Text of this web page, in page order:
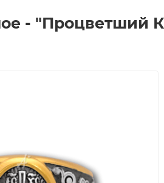
- "Процветший